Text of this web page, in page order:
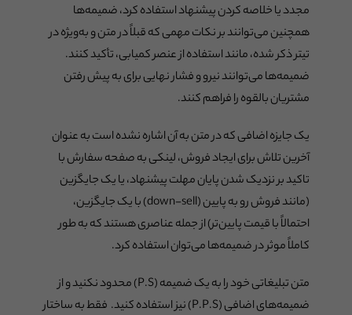
مجدد یا خلاصه کردن پیشنهاد استفاده کرد، ضمیمه‌ها
همچنین می‌توانند بر نکات مهمی که قبلاً در متن و به‌ویژه در
تیتر ذکر شده، مانند استفاده از عنصر کمیابی، تأکید کنند.
ضمیمه‌ها می‌توانند نیرو و فشار نهایی برای به پیش رفتن
مشتریان بالقوه را فراهم کنند.
یک جایزه اضافی که در متن به آن اشاره نشده است به عنوان
آخرین تلاش برای ایجاد فروش، لینکی به صفحه سفارش با
تاکید بر نزدیک شدن پایان مهلت پیشنهاد، یا یک جایگزین
(مانند فروش رو به پایین (down-sell) با یک جایگزین،
احتمالاً با قیمت پایین‌تر) از جمله عناصری هستند که به طور
کاملاً موثر در ضمیمه‌ها می‌توان استفاده کرد.
متن تبلیغاتی خود را به یک ضمیمه (P.S) محدود نکنید و از
ضمیمه‌های اضافی (P.P.S) نیز استفاده کنید. فقط به ساختار